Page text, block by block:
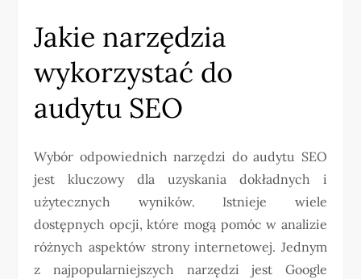
Jakie narzędzia
wykorzystać do
audytu SEO
Wybór odpowiednich narzędzi do audytu SEO
jest kluczowy dla uzyskania dokładnych i
użytecznych wyników. Istnieje wiele
dostępnych opcji, które mogą pomóc w analizie
różnych aspektów strony internetowej. Jednym
z najpopularniejszych narzędzi jest Google